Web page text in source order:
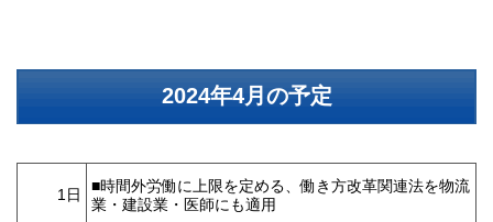
2024年4月の予定
1日
■時間外労働に上限を定める、働き方改革関連法を物流
業・建設業・医師にも適用